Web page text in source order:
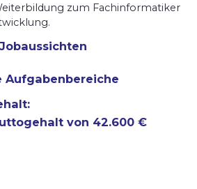
zum Fachinformatiker
Aufgabenbereiche
von 42.600 €